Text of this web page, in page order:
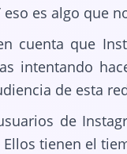
eso es algo que
cuenta que
intentando
de esta
de
tienen el